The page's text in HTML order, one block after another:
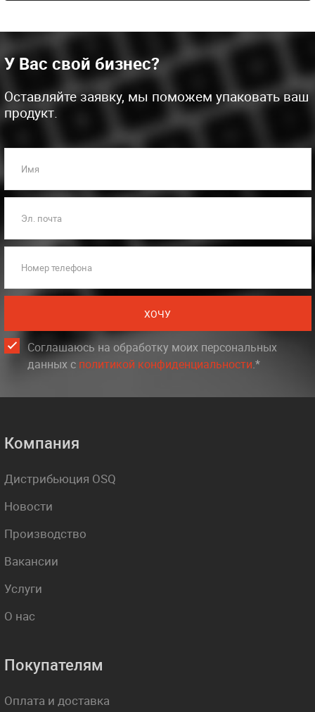
У Вас свой бизнес?
Оставляйте заявку, мы поможем упаковать ваш
продукт.
Имя
Эл. почта
Номер телефона
ХОЧУ
Соглашаюсь на обработку моих персональных
данных c политикой конфиденциальности.*
Компания
Дистрибьюция OSQ
Новости
Производство
Вакансии
Услуги
О нас
Покупателям
Оплата и доставка